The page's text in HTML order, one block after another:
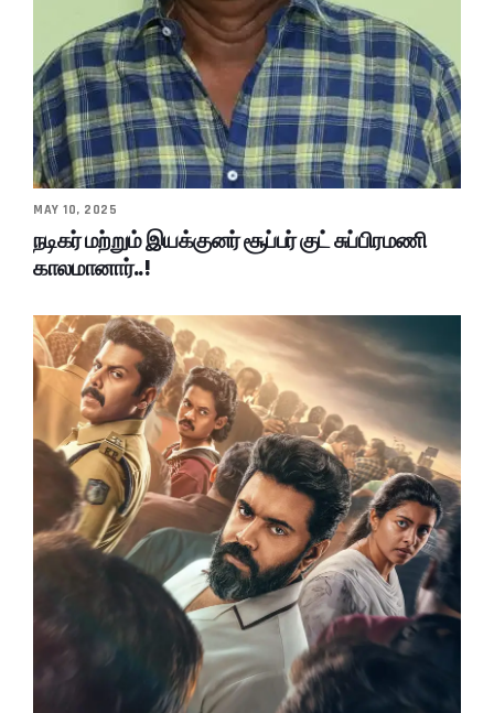
MAY 10, 2025
நடிகர் மற்றும் இயக்குனர் சூப்பர் குட் சுப்பிரமணி
காலமானார்..!